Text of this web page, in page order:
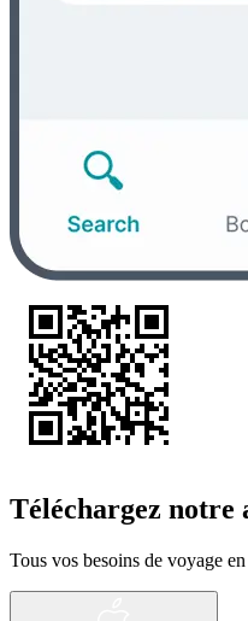
Téléchargez
Tous vos besoins de voyage